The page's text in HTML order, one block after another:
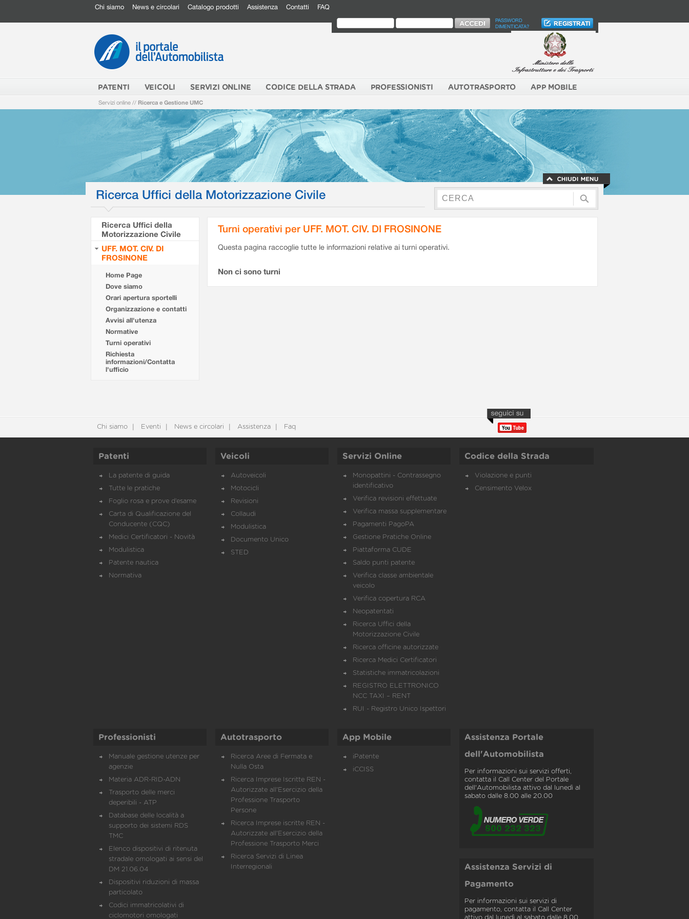
Chi siamo News e circolari Catalogo prodotti Assistenza Contatti FAQ
PASSWORD
DIMENTICATA?
PATENTI VEICOLI SERVIZI ONLINE CODICE DELLA STRADA PROFESSIONISTI AUTOTRASPORTO APP MOBILE
Servizi online // Ricerca e Gestione UMC
Ricerca Uffici della Motorizzazione Civile
Ricerca Uffici della
Motorizzazione Civile
UFF. MOT. CIV. DI
FROSINONE
Home Page
Dove siamo
Orari apertura sportelli
Organizzazione e contatti
Avvisi all'utenza
Normative
Turni operativi
Richiesta
informazioni/Contatta
l'ufficio
Turni operativi per UFF. MOT. CIV. DI FROSINONE
Questa pagina raccoglie tutte le informazioni relative ai turni operativi.
Non ci sono turni
Chi siamo Eventi News e circolari Assistenza Faq
Patenti
La patente di guida
Tutte le pratiche
Foglio rosa e prove d’esame
Carta di Qualificazione del
Conducente (CQC)
Medici Certificatori - Novità
Modulistica
Patente nautica
Normativa
Veicoli
Autoveicoli
Motocicli
Revisioni
Collaudi
Modulistica
Documento Unico
STED
Servizi Online
Monopattini - Contrassegno
identificativo
Verifica revisioni effettuate
Verifica massa supplementare
Pagamenti PagoPA
Gestione Pratiche Online
Piattaforma CUDE
Saldo punti patente
Verifica classe ambientale
veicolo
Verifica copertura RCA
Neopatentati
Ricerca Uffici della
Motorizzazione Civile
Ricerca officine autorizzate
Ricerca Medici Certificatori
Statistiche immatricolazioni
REGISTRO ELETTRONICO
NCC TAXI – RENT
RUI - Registro Unico Ispettori
Codice della Strada
Violazione e punti
Censimento Velox
Professionisti
Manuale gestione utenze per
agenzie
Materia ADR-RID-ADN
Trasporto delle merci
deperibili - ATP
Database delle località a
supporto dei sistemi RDS
TMC
Elenco dispositivi di ritenuta
stradale omologati ai sensi del
DM 21.06.04
Dispositivi riduzioni di massa
particolato
Codici immatricolativi di
ciclomotori omologati
Autotrasporto
Ricerca Aree di Fermata e
Nulla Osta
Ricerca Imprese Iscritte REN -
Autorizzate all'Esercizio della
Professione Trasporto
Persone
Ricerca Imprese iscritte REN -
Autorizzate all'Esercizio della
Professione Trasporto Merci
Ricerca Servizi di Linea
Interregionali
App Mobile
iPatente
iCCISS
Assistenza Portale
dell'Automobilista
Per informazioni sui servizi offerti,
contatta il Call Center del Portale
dell'Automobilista attivo dal lunedì al
sabato dalle 8.00 alle 20.00
Assistenza Servizi di
Pagamento
Per informazioni sui servizi di
pagamento, contatta il Call Center